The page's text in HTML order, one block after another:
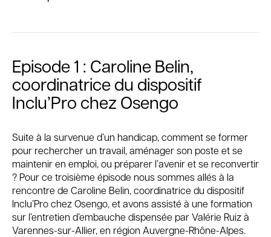
Episode 1 : Caroline Belin,
coordinatrice du dispositif
Inclu’Pro chez Osengo
Suite à la survenue d’un handicap, comment se former
pour rechercher un travail, aménager son poste et se
maintenir en emploi, ou préparer l’avenir et se reconvertir
? Pour ce troisième épisode nous sommes allés à la
rencontre de Caroline Belin, coordinatrice du dispositif
Inclu’Pro chez Osengo, et avons assisté à une formation
sur l’entretien d’embauche dispensée par Valérie Ruiz à
Varennes-sur-Allier, en région Auvergne-Rhône-Alpes.